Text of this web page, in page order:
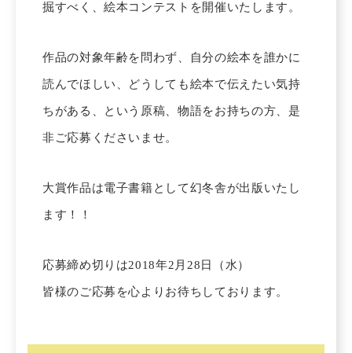
掘すべく、絵本コンテストを開催いたします。
作品の対象年齢を問わず、自分の絵本を誰かに
読んでほしい、どうしても絵本で伝えたい気持
ちがある、という原稿、物語をお持ちの方、是
非ご応募くださいませ。
大賞作品は電子書籍として幻冬舎が出版いたし
ます！！
応募締め切りは2018年2月28日（水）
皆様のご応募を心よりお待ちしております。